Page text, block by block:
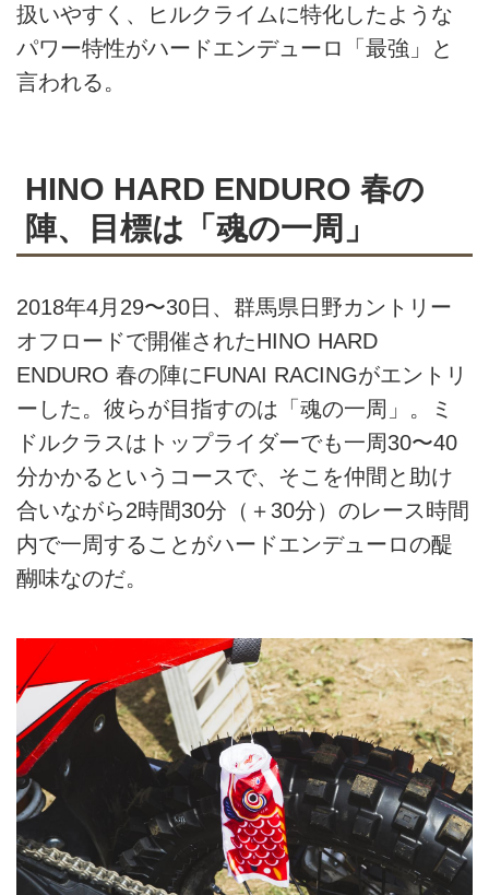
扱いやすく、ヒルクライムに特化したような
パワー特性がハードエンデューロ「最強」と
言われる。
HINO HARD ENDURO 春の
陣、目標は「魂の一周」
2018年4月29〜30日、群馬県日野カントリー
オフロードで開催されたHINO HARD
ENDURO 春の陣にFUNAI RACINGがエントリ
ーした。彼らが目指すのは「魂の一周」。ミ
ドルクラスはトップライダーでも一周30〜40
分かかるというコースで、そこを仲間と助け
合いながら2時間30分（＋30分）のレース時間
内で一周することがハードエンデューロの醍
醐味なのだ。